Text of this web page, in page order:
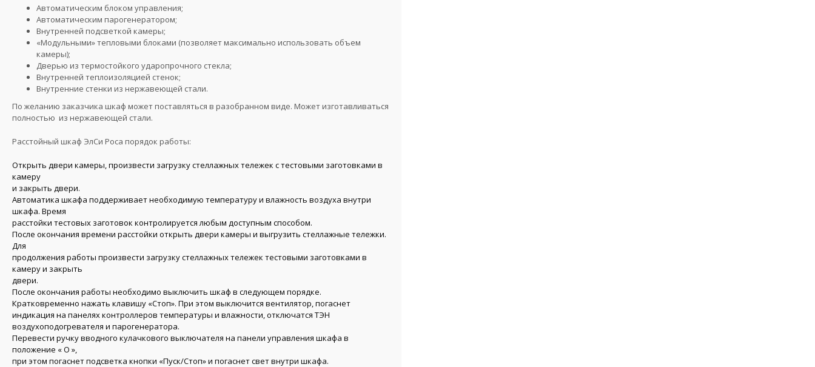
Автоматическим блоком управления;
Автоматическим парогенератором;
Внутренней подсветкой камеры;
«Модульными» тепловыми блоками (позволяет максимально использовать объем
камеры);
Дверью из термостойкого ударопрочного стекла;
Внутренней теплоизоляцией стенок;
Внутренние стенки из нержавеющей стали.
По желанию заказчика шкаф может поставляться в разобранном виде. Может изготавливаться
полностью из нержавеющей стали.
Расстойный шкаф ЭлСи Роса порядок работы:
Открыть двери камеры, произвести загрузку стеллажных тележек с тестовыми заготовками в
камеру
и закрыть двери.
Автоматика шкафа поддерживает необходимую температуру и влажность воздуха внутри
шкафа. Время
расстойки тестовых заготовок контролируется любым доступным способом.
После окончания времени расстойки открыть двери камеры и выгрузить стеллажные тележки.
Для
продолжения работы произвести загрузку стеллажных тележек тестовыми заготовками в
камеру и закрыть
двери.
После окончания работы необходимо выключить шкаф в следующем порядке.
Кратковременно нажать клавишу «Стоп». При этом выключится вентилятор, погаснет
индикация на панелях контроллеров температуры и влажности, отключатся ТЭН
воздухоподогревателя и парогенератора.
Перевести ручку вводного кулачкового выключателя на панели управления шкафа в
положение « О »,
при этом погаснет подсветка кнопки «Пуск/Стоп» и погаснет свет внутри шкафа.